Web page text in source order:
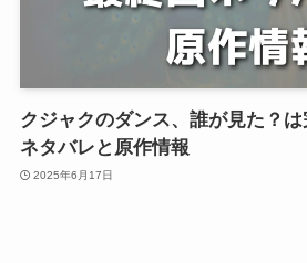
クジャクのダンス、誰が見た？
ネタバレと原作情報
2025年6月17日